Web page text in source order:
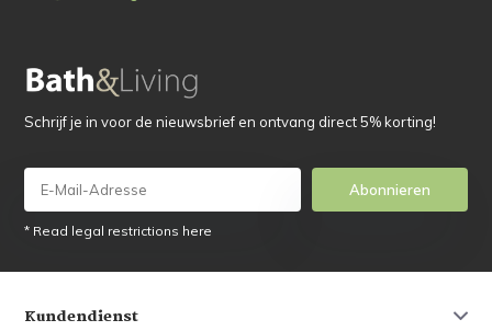
Schrijf je in voor de nieuwsbrief en ontvang direct 5% korting!
Abonnieren
* Read legal restrictions here
Kundendienst